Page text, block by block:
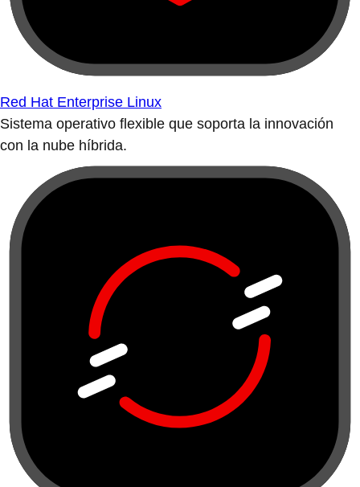
Red Hat Enterprise Linux
Sistema operativo flexible que soporta la innovación
con la nube híbrida.